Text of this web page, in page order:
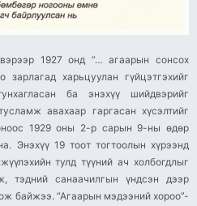
1927 онд “… агаарын сонсох
зарлагад харьцуулан гүйцэтгэхийг
ба энэхүү шийдвэрийг
авахаар гаргасан хүсэлтийг
1929 оны 2-р сарын 9-ны өдөр
Энэхүү 19 тоот тогтоолын хүрээнд
тулд түүний ач холбогдлыг
тэдний санаачилгын үндсэн дээр
байжээ. “Агаарын мэдээний хороо”-